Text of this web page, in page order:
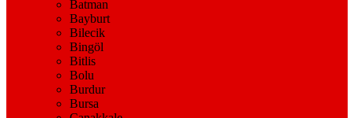
Batman
Bayburt
Bilecik
Bingöl
Bitlis
Bolu
Burdur
Bursa